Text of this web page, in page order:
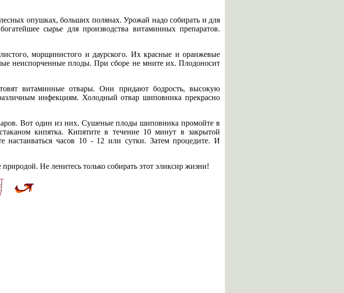
опушках, больших полянах. Урожай надо собирать и для
сырье для производства витаминных препаратов.
морщинистого и даурского. Их красные и оранжевые
неиспорченные плоды. При сборе не мните их. Плодоносит
витаминные отвары. Они придают бодрость, высокую
инфекциям. Холодный отвар шиповника прекрасно
Вот один из них. Сушеные плоды шиповника промойте в
кипятка. Кипятите в течение 10 минут в закрытой
настаиваться часов 10 - 12 или сутки. Затем процедите. И
Не ленитесь только собирать этот эликсир жизни!